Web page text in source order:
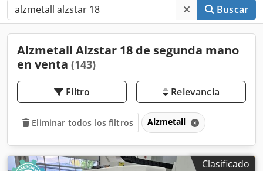
Buscar
Alzmetall Alzstar 18 de segunda mano
en venta (143)
Filtro Relevancia
Eliminar todos los filtros Alzmetall
Clasificado